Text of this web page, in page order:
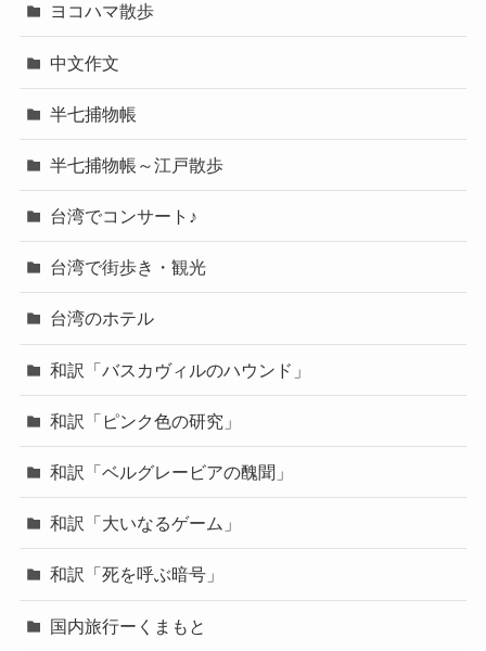
ヨコハマ散歩
中文作文
半七捕物帳
半七捕物帳～江戸散歩
台湾でコンサート♪
台湾で街歩き・観光
台湾のホテル
和訳「バスカヴィルのハウンド」
和訳「ピンク色の研究」
和訳「ベルグレービアの醜聞」
和訳「大いなるゲーム」
和訳「死を呼ぶ暗号」
国内旅行ーくまもと